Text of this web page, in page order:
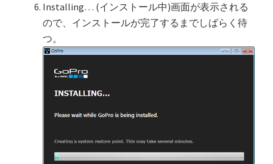
Installing… (インストール中)画面が表示される
ので、インストールが完了するまでしばらく待
つ。